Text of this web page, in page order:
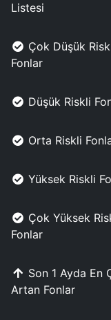
Listesi
Çok Düşük
Fonlar
Düşük Riskli
Orta Riskli
Yüksek Riskli
Çok Yüksek
Fonlar
Son 1 Ayda En
Artan Fonlar